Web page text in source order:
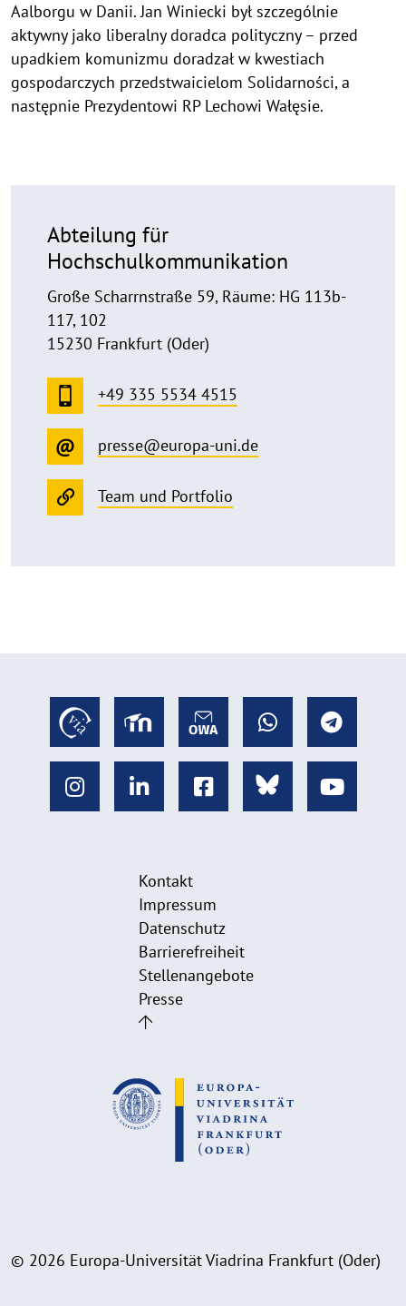
Aalborgu w Danii. Jan Winiecki był szczególnie
aktywny jako liberalny doradca polityczny – przed
upadkiem komunizmu doradzał w kwestiach
gospodarczych przedstwaicielom Solidarności, a
następnie Prezydentowi RP Lechowi Wałęsie.
Abteilung für
Hochschulkommunikation
Große Scharrnstraße 59, Räume: HG 113b-
117, 102
15230 Frankfurt (Oder)
+49 335 5534 4515
presse@europa-uni.de
Team und Portfolio
Kontakt
Impressum
Datenschutz
Barrierefreiheit
Stellenangebote
Presse
© 2026 Europa-Universität Viadrina Frankfurt (Oder)